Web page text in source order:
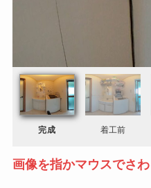
完成 着工前
画像を指かマウスでさ